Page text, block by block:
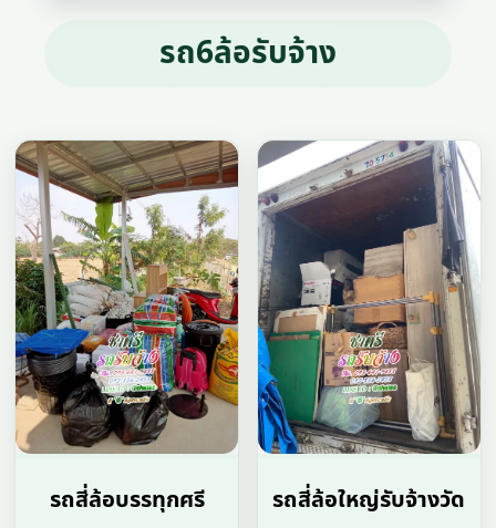
รถ6ล้อรับจ้าง
รถสี่ล้อบรรทุกศรี
รถสี่ล้อใหญ่รับจ้างวัด